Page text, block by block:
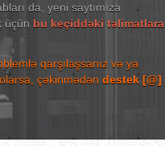
da, yeni saytımıza
üçün bu keçiddəki təlimatlara
qarşılaşsanız və ya
çəkinmədən destek [@]